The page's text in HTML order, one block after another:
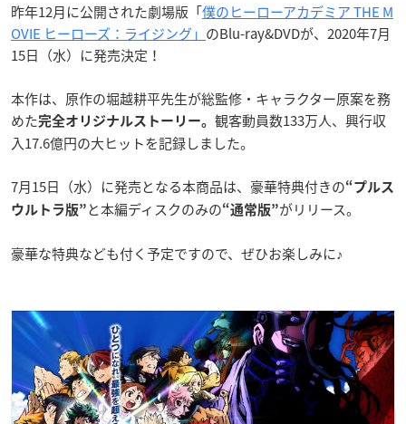
昨年12月に公開された劇場版「僕のヒーローアカデミア THE M
OVIE ヒーローズ：ライジング」 のBlu-ray&DVDが、2020年7月
15日（水）に発売決定！
本作は、原作の堀越耕平先生が総監修・キャラクター原案を務
めた完全オリジナルストーリー。 観客動員数133万人、興行収
入17.6億円の大ヒットを記録しました。
7月15日（水）に発売となる本商品は、豪華特典付きの“プルス
ウルトラ版” と本編ディスクのみの“通常版”がリリース。
豪華な特典なども付く予定ですので、ぜひお楽しみに♪